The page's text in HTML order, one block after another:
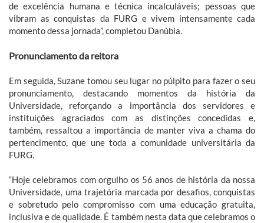
de excelência humana e técnica incalculáveis; pessoas que
vibram as conquistas da FURG e vivem intensamente cada
momento dessa jornada”, completou Danúbia.
Pronunciamento da reitora
Em seguida, Suzane tomou seu lugar no púlpito para fazer o seu
pronunciamento, destacando momentos da história da
Universidade, reforçando a importância dos servidores e
instituições agraciados com as distinções concedidas e,
também, ressaltou a importância de manter viva a chama do
pertencimento, que une toda a comunidade universitária da
FURG.
“Hoje celebramos com orgulho os 56 anos de história da nossa
Universidade, uma trajetória marcada por desafios, conquistas
e sobretudo pelo compromisso com uma educação gratuita,
inclusiva e de qualidade. É também nesta data que celebramos o